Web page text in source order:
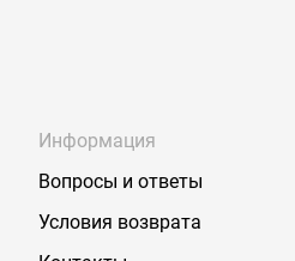
Информация
Вопросы и ответы
Условия возврата